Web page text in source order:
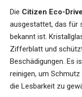
Die Citizen Eco-
ausgestattet, das für
bekannt ist.
Zifferblatt und
Beschädigungen. Es
reinigen, um
die Lesbarkeit zu